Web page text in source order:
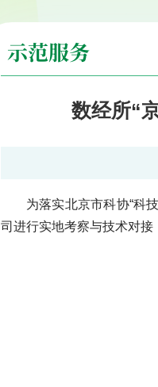
示范服务
数经所“
为落实北京市科协“科
司进行实地考察与技术对接